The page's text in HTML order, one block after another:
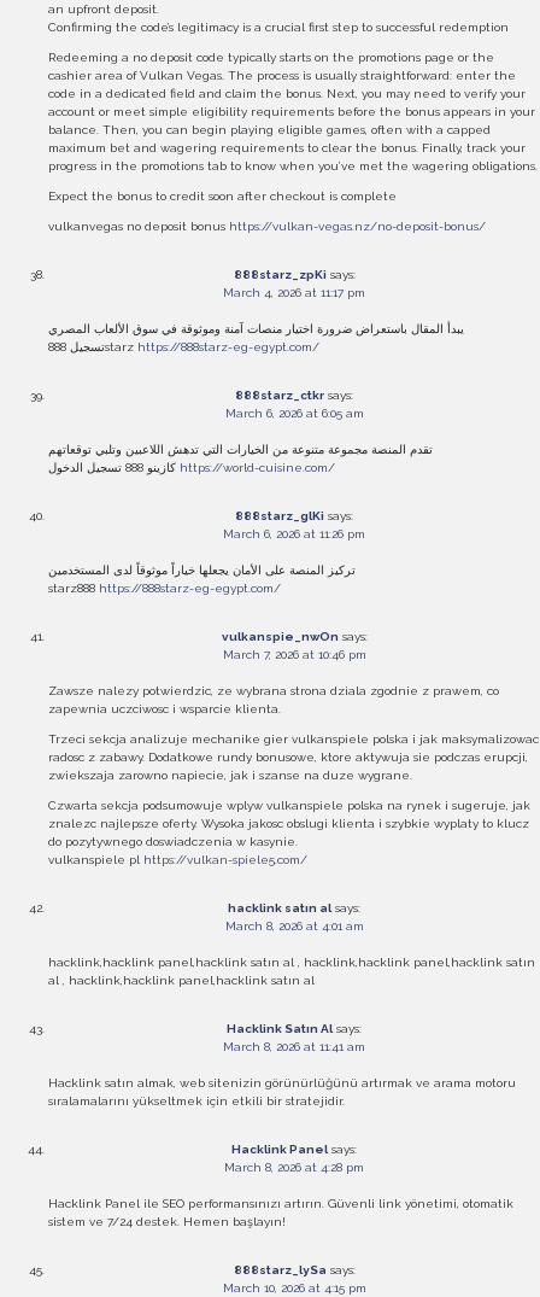
an upfront deposit.
Confirming the code’s legitimacy is a crucial first step to successful redemption
Redeeming a no deposit code typically starts on the promotions page or the
cashier area of Vulkan Vegas. The process is usually straightforward: enter the
code in a dedicated field and claim the bonus. Next, you may need to verify your
account or meet simple eligibility requirements before the bonus appears in your
balance. Then, you can begin playing eligible games, often with a capped
maximum bet and wagering requirements to clear the bonus. Finally, track your
progress in the promotions tab to know when you’ve met the wagering obligations.
Expect the bonus to credit soon after checkout is complete
vulkanvegas no deposit bonus https://vulkan-vegas.nz/no-deposit-bonus/
888starz_zpKi says:
March 4, 2026 at 11:17 pm
يبدأ المقال باستعراض ضرورة اختيار منصات آمنة وموثوقة في سوق الألعاب المصري
تسجيل 888starz https://888starz-eg-egypt.com/
888starz_ctkr says:
March 6, 2026 at 6:05 am
تقدم المنصة مجموعة متنوعة من الخيارات التي تدهش اللاعبين وتلبي توقعاتهم
https://world-cuisine.com/
888starz_glKi says:
March 6, 2026 at 11:26 pm
تركيز المنصة على الأمان يجعلها خياراً موثوقاً لدى المستخدمين
starz888 https://888starz-eg-egypt.com/
vulkanspie_nwOn says:
March 7, 2026 at 10:46 pm
Zawsze nalezy potwierdzic, ze wybrana strona dziala zgodnie z prawem, co
zapewnia uczciwosc i wsparcie klienta.
Trzeci sekcja analizuje mechanike gier vulkanspiele polska i jak maksymalizowac
radosc z zabawy. Dodatkowe rundy bonusowe, ktore aktywuja sie podczas erupcji,
zwiekszaja zarowno napiecie, jak i szanse na duze wygrane.
Czwarta sekcja podsumowuje wplyw vulkanspiele polska na rynek i sugeruje, jak
znalezc najlepsze oferty. Wysoka jakosc obslugi klienta i szybkie wyplaty to klucz
do pozytywnego doswiadczenia w kasynie.
vulkanspiele pl https://vulkan-spiele5.com/
hacklink satın al says:
March 8, 2026 at 4:01 am
hacklink,hacklink panel,hacklink satın al , hacklink,hacklink panel,hacklink satın
al , hacklink,hacklink panel,hacklink satın al
Hacklink Satın Al says:
March 8, 2026 at 11:41 am
Hacklink satın almak, web sitenizin görünürlüğünü artırmak ve arama motoru
sıralamalarını yükseltmek için etkili bir stratejidir.
Hacklink Panel says:
March 8, 2026 at 4:28 pm
Hacklink Panel ile SEO performansınızı artırın. Güvenli link yönetimi, otomatik
sistem ve 7/24 destek. Hemen başlayın!
888starz_lySa says:
March 10, 2026 at 4:15 pm